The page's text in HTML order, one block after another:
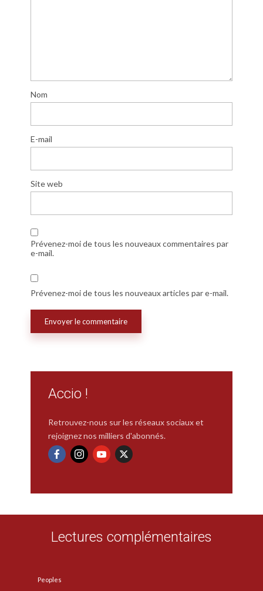
Nom
E-mail
Site web
Prévenez-moi de tous les nouveaux commentaires par
e-mail.
Prévenez-moi de tous les nouveaux articles par e-mail.
Accio !
Retrouvez-nous sur les réseaux sociaux et
rejoignez nos milliers d'abonnés.
Lectures complémentaires
Peoples